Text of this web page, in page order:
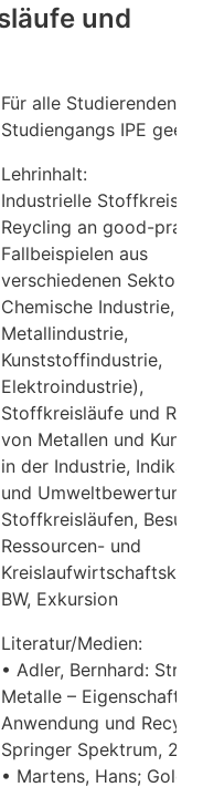
und
Für alle Studierenden
Studiengangs IPE
Lehrinhalt:
Industrielle
Reycling an good-
Fallbeispielen aus
verschiedenen
Chemische Industrie,
Metallindustrie,
Kunststoffindustrie,
Elektroindustrie),
Stoffkreisläufe und
von Metallen und
in der Industrie,
und Umweltbewertung
Stoffkreisläufen,
Ressourcen- und
BW, Exkursion
Literatur/Medien:
• Adler, Bernhard:
Metalle – Eigenschaften,
Anwendung und
Springer Spektrum,
• Martens, Hans;